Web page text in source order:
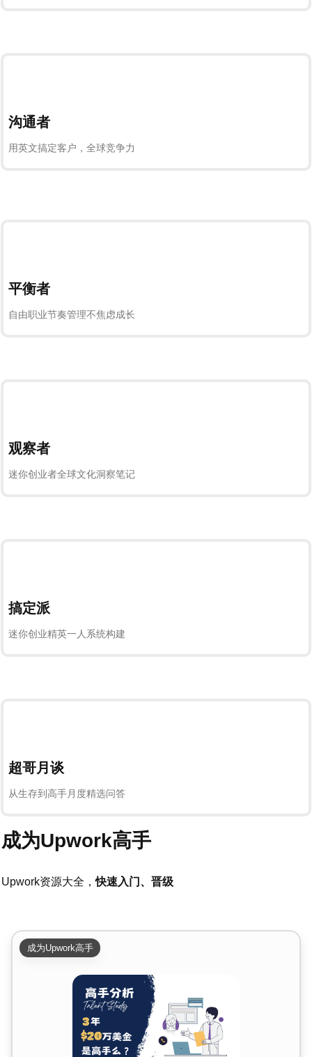
沟通者
用英文搞定客户，全球竞争力
平衡者
自由职业节奏管理不焦虑成长
观察者
迷你创业者全球文化洞察笔记
搞定派
迷你创业精英一人系统构建
超哥月谈
从生存到高手月度精选问答
成为Upwork高手
Upwork资源大全，快速入门、晋级
成为Upwork高手